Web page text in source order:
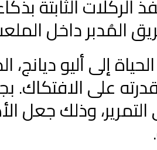
الركلات الثابتة
المُدبر داخل
إلى أليو
وقدرته على
التمرير، وذلك